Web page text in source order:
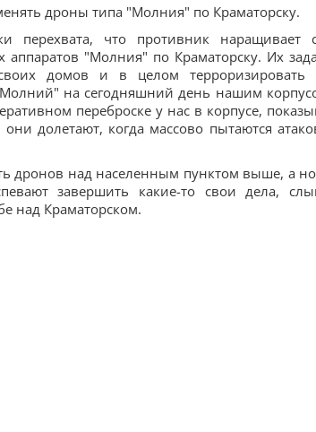
дроны типа "Молния" по Краматорску.
что противник наращивает
"Молния" по Краматорску. Их
домов и в целом терроризировать
на сегодняшний день нашим
переброске у нас в корпусе,
долетают, когда массово пытаются
дронов над населенным пунктом выше, а
завершить какие-то свои дела,
над Краматорском.